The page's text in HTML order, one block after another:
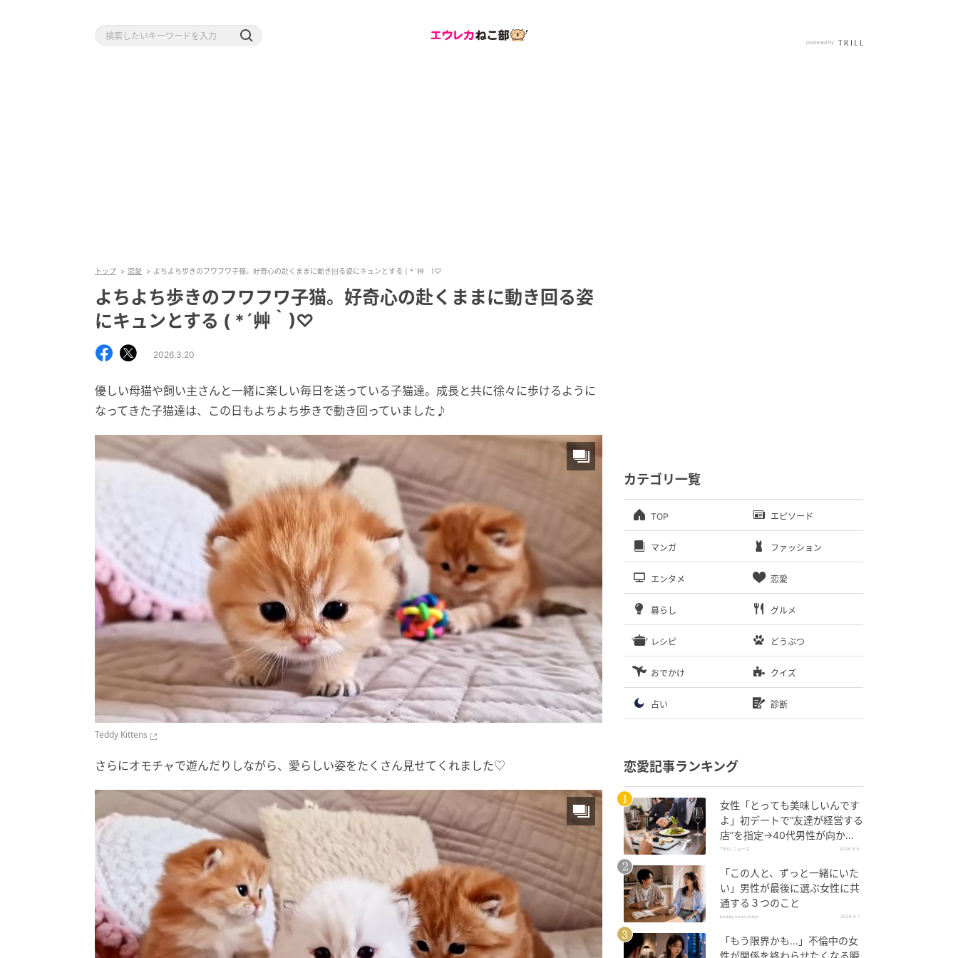
トップ 恋愛 よちよち歩きのフワフワ子猫。好奇心の赴くままに動き回る姿にキュンとする ( *´艸｀)♡
よちよち歩きのフワフワ子猫。好奇心の赴くままに動き回る姿
にキュンとする ( *´艸｀)♡
2026.3.20
優しい母猫や飼い主さんと一緒に楽しい毎日を送っている子猫達。成長と共に徐々に歩けるように
なってきた子猫達は、この日もよちよち歩きで動き回っていました♪
Teddy Kittens
さらにオモチャで遊んだりしながら、愛らしい姿をたくさん見せてくれました♡
カテゴリ一覧
TOP エピソード
マンガ ファッション
エンタメ 恋愛
暮らし グルメ
レシピ どうぶつ
おでかけ クイズ
占い 診断
恋愛記事ランキング
女性「とっても美味しいんです
よ」初デートで“友達が経営する
店”を指定→40代男性が向かう
が…待ち受けていた“悲惨な結
TRILL ニュース 2026.8.6
「この人と、ずっと一緒にいた
い」男性が最後に選ぶ女性に共
通する３つのこと
beauty news tokyo 2026.8.7
「もう限界かも…」不倫中の女
性が関係を終わらせたくなる瞬